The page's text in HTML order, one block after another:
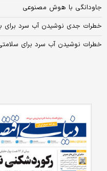
جاودانگی با هوش مصنوعی
خطرات جدی نوشیدن آب سرد برای
خطرات نوشیدن آب سرد برای